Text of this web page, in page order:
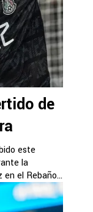
de
este
la
el Rebaño...